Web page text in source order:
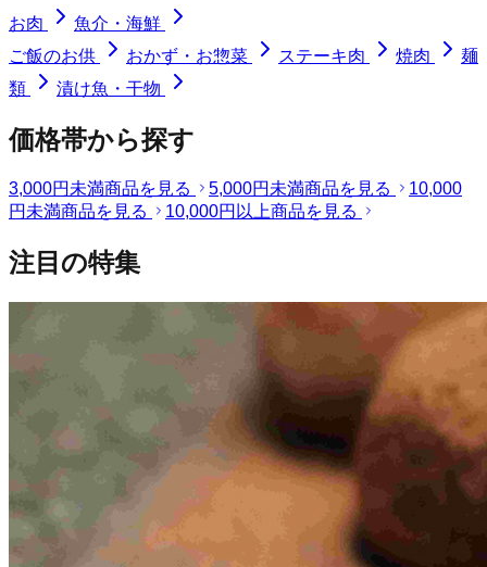
お肉
魚介・海鮮
ご飯のお供
おかず・お惣菜 ステーキ肉 焼肉
麺
類
漬け魚・干物
価格帯から探す
3,000円未満商品を見る 5,000円未満商品を見る
10,000
円未満商品を見る 10,000円以上商品を見る
注目の特集